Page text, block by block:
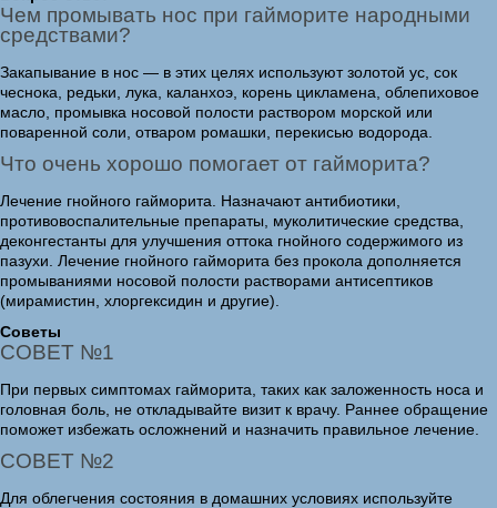
Чем промывать нос при гайморите народными
средствами?
Закапывание в нос — в этих целях используют золотой ус, сок
чеснока, редьки, лука, каланхоэ, корень цикламена, облепиховое
масло, промывка носовой полости раствором морской или
поваренной соли, отваром ромашки, перекисью водорода.
Что очень хорошо помогает от гайморита?
Лечение гнойного гайморита. Назначают антибиотики,
противовоспалительные препараты, муколитические средства,
деконгестанты для улучшения оттока гнойного содержимого из
пазухи. Лечение гнойного гайморита без прокола дополняется
промываниями носовой полости растворами антисептиков
(мирамистин, хлоргексидин и другие).
Советы
СОВЕТ №1
При первых симптомах гайморита, таких как заложенность носа и
головная боль, не откладывайте визит к врачу. Раннее обращение
поможет избежать осложнений и назначить правильное лечение.
СОВЕТ №2
Для облегчения состояния в домашних условиях используйте